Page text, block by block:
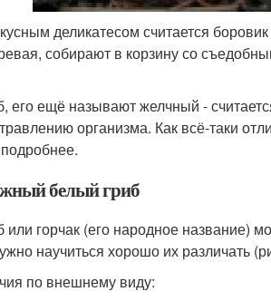
деликатесом считается
собирают в корзину со
его ещё называют желчный -
организма. Как всё-таки
белый гриб
горчак (его народное название)
научиться хорошо их различать
по внешнему виду: